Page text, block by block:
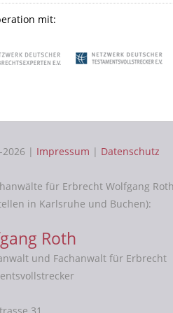
mit:
| Impressum | Datenschutz
für Erbrecht Wolfgang
in Karlsruhe und Buchen):
Roth
und Fachanwalt für Erbrecht